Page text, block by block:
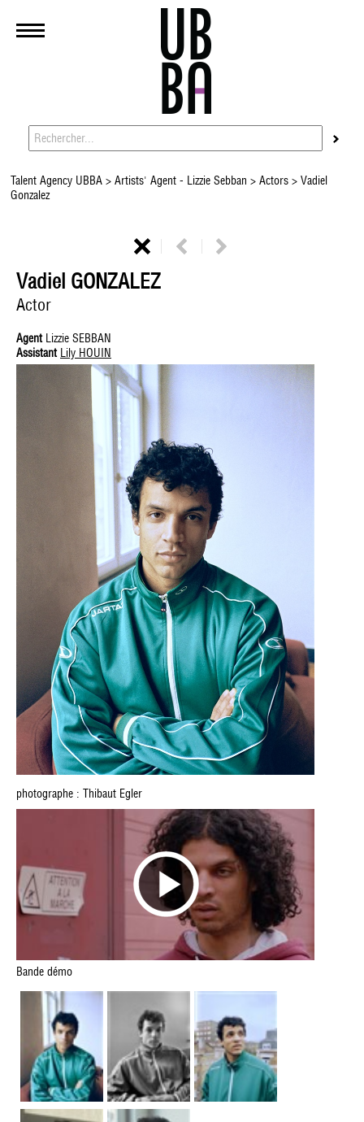
Talent Agency UBBA>Artists' Agent - Lizzie Sebban > Actors> Vadiel
Gonzalez
Vadiel GONZALEZ
Actor
Agent Lizzie SEBBAN
Assistant Lily HOUIN
photographe : Thibaut Egler
Bande démo